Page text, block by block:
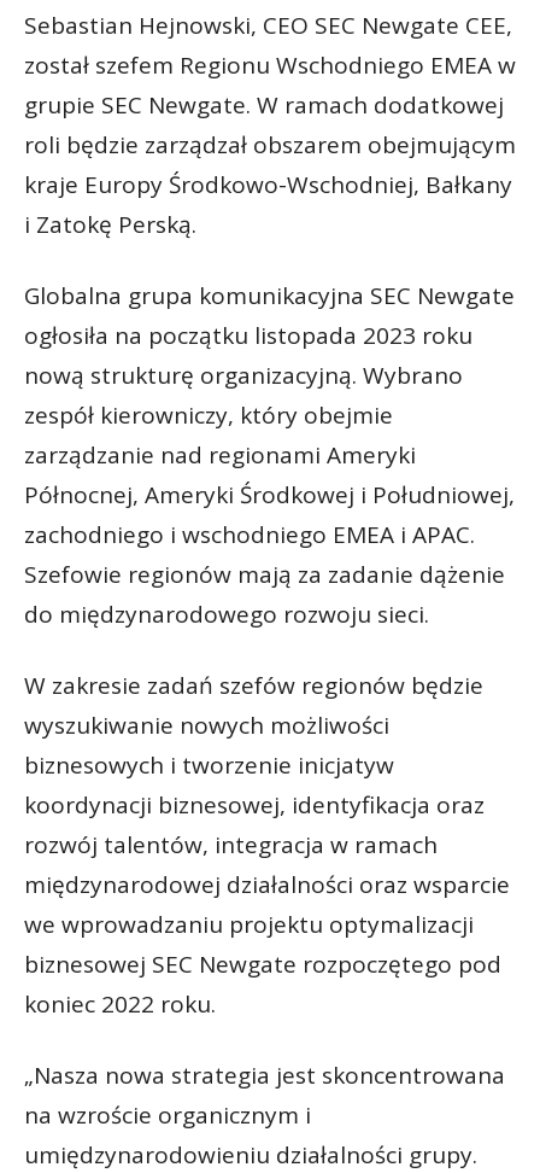
Sebastian Hejnowski, CEO SEC Newgate CEE,
został szefem Regionu Wschodniego EMEA w
grupie SEC Newgate. W ramach dodatkowej
roli będzie zarządzał obszarem obejmującym
kraje Europy Środkowo-Wschodniej, Bałkany
i Zatokę Perską.
Globalna grupa komunikacyjna SEC Newgate
ogłosiła na początku listopada 2023 roku
nową strukturę organizacyjną. Wybrano
zespół kierowniczy, który obejmie
zarządzanie nad regionami Ameryki
Północnej, Ameryki Środkowej i Południowej,
zachodniego i wschodniego EMEA i APAC.
Szefowie regionów mają za zadanie dążenie
do międzynarodowego rozwoju sieci.
W zakresie zadań szefów regionów będzie
wyszukiwanie nowych możliwości
biznesowych i tworzenie inicjatyw
koordynacji biznesowej, identyfikacja oraz
rozwój talentów, integracja w ramach
międzynarodowej działalności oraz wsparcie
we wprowadzaniu projektu optymalizacji
biznesowej SEC Newgate rozpoczętego pod
koniec 2022 roku.
„Nasza nowa strategia jest skoncentrowana
na wzroście organicznym i
umiędzynarodowieniu działalności grupy.